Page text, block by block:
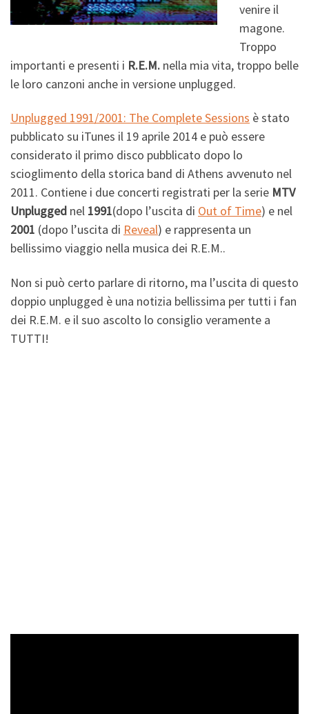
venire il
magone.
Troppo
importanti e presenti i R.E.M. nella mia vita, troppo belle
le loro canzoni anche in versione unplugged.
Unplugged 1991/2001: The Complete Sessions è stato
pubblicato su iTunes il 19 aprile 2014 e può essere
considerato il primo disco pubblicato dopo lo
scioglimento della storica band di Athens avvenuto nel
2011. Contiene i due concerti registrati per la serie MTV
Unplugged nel 1991(dopo l’uscita di Out of Time) e nel
2001 (dopo l’uscita di Reveal) e rappresenta un
bellissimo viaggio nella musica dei R.E.M..
Non si può certo parlare di ritorno, ma l’uscita di questo
doppio unplugged è una notizia bellissima per tutti i fan
dei R.E.M. e il suo ascolto lo consiglio veramente a
TUTTI!